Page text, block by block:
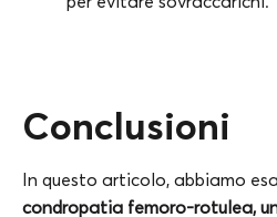
Conclusioni
In questo articolo, abbiamo
condropatia femoro-rotulea,